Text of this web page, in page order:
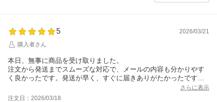
5
2026/03/21
購入者さん
本日、無事に商品を受け取りました。
注文から発送までスムーズな対応で、メールの内容も分かりやす
く良かったです。発送が早く、すぐに届きありがたかったです。
丁寧に梱包された素敵な商品と心温まるメッセージカード。今回
も満足のいく買い物ができました。ありがとうございました。ま
さらに表示
注文日：2026/03/18